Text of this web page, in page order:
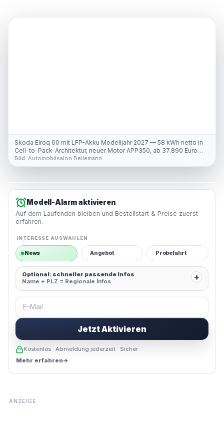
Skoda Elroq 60 mit LFP-Akku Modelljahr 2027 — 58 kWh netto in
Cell-to-Pack-Architektur, neuer Motor APP350, ab 37.890 Euro
Listenpreis
Bild: Automobilsalon Bellemann
Modell-Alarm aktivieren
Auf dem Laufenden bleiben und Bestellstart & Preise zuerst
erfahren.
INTERESSE AUSWÄHLEN
News Angebot Probefahrt
Optional: schneller passende Infos
Name + PLZ = Regionale Infos
+
E-Mail
Jetzt Aktivieren
Kostenlos · Abmeldung jederzeit · Sicher
Mehr erfahren→